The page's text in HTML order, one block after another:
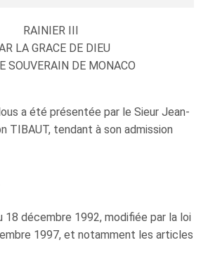
RAINIER III
LA GRACE DE DIEU
SOUVERAIN DE MONACO
a été présentée par le Sieur Jean-
TIBAUT, tendant à son admission
18 décembre 1992, modifiée par la loi
1997, et notamment les articles